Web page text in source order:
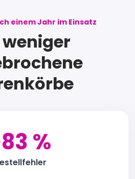
einem Jahr im Einsatz
weniger
%